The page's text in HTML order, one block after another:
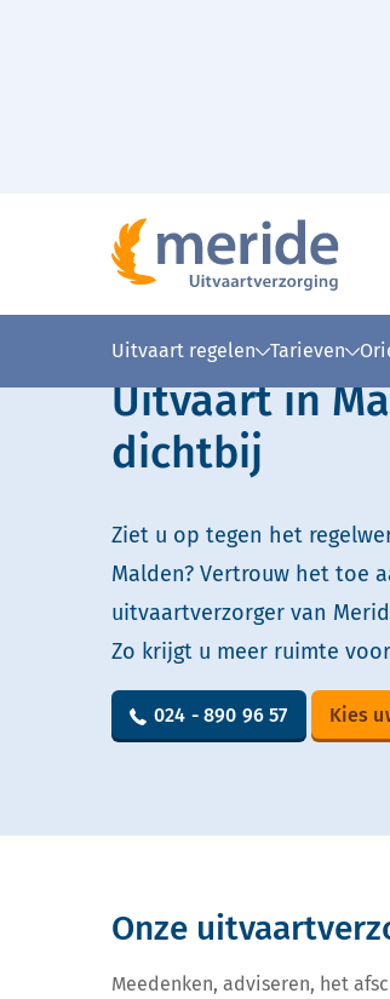
Uitvaart regelen Tarieven
Lees voor Uitleg
Uitvaart in
dichtbij
Ziet u op tegen het
Malden? Vertrouw het toe
uitvaartverzorger van
Zo krijgt u meer ruimte
024 - 890 96 57 Kies
Onze
Meedenken, adviseren, het